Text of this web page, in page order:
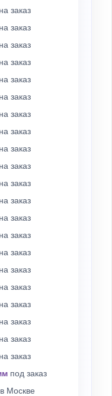
на заказ
на заказ
на заказ
на заказ
на заказ
на заказ
на заказ
на заказ
на заказ
на заказ
на заказ
на заказ
на заказ
на заказ
на заказ
на заказ
на заказ
на заказ
на заказ
на заказ
на заказ
под заказ
Москве